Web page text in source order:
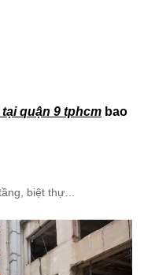
quận 9 tphcm bao
biệt thự…